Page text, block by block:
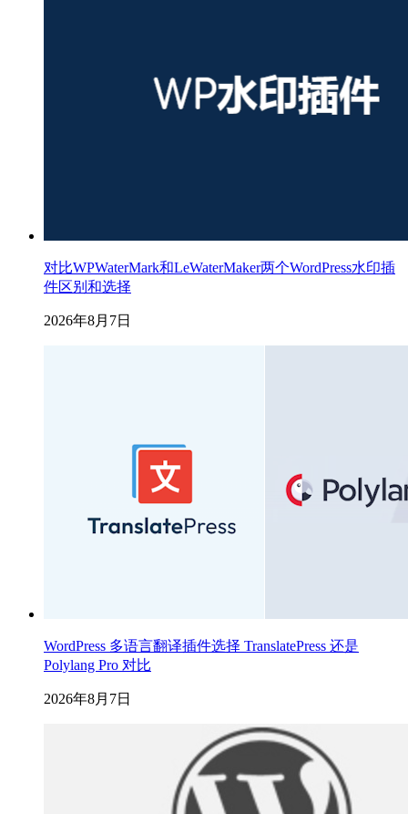
对比WPWaterMark和LeWaterMaker两个WordPress水印插
件区别和选择
2026年8月7日
WordPress 多语言翻译插件选择 TranslatePress 还是
Polylang Pro 对比
2026年8月7日